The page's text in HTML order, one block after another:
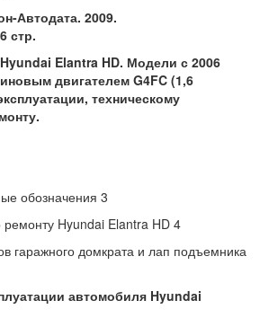
Автодата. 2009.
стр.
Elantra HD. Модели с 2006
двигателем G4FC (1,6
техническому
обозначения 3
Hyundai Elantra HD 4
гаражного домкрата и лап подъемника
автомобиля Hyundai